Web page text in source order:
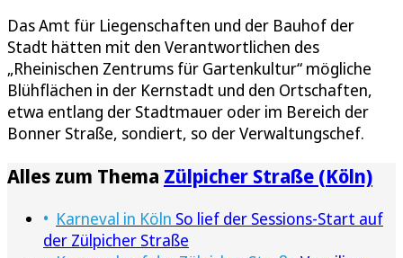
Das Amt für Liegenschaften und der Bauhof der
Stadt hätten mit den Verantwortlichen des
„Rheinischen Zentrums für Gartenkultur“ mögliche
Blühflächen in der Kernstadt und den Ortschaften,
etwa entlang der Stadtmauer oder im Bereich der
Bonner Straße, sondiert, so der Verwaltungschef.
Alles zum Thema Zülpicher Straße (Köln)
Karneval in Köln So lief der Sessions-Start auf
der Zülpicher Straße